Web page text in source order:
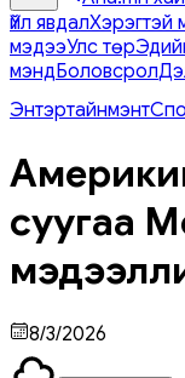
Үйл явдалХэрэгтэй
мэдээУлс төр
мэндБоловсрол
Энтэртайнмэнт
суугаа
8/3/2026